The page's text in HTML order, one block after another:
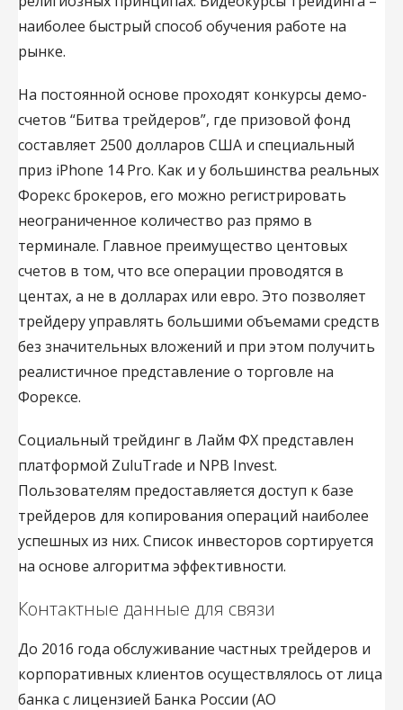
наиболее быстрый способ обучения работе на
рынке.
На постоянной основе проходят конкурсы демо-
счетов “Битва трейдеров”, где призовой фонд
составляет 2500 долларов США и специальный
приз iPhone 14 Pro. Как и у большинства реальных
Форекс брокеров, его можно регистрировать
неограниченное количество раз прямо в
терминале. Главное преимущество центовых
счетов в том, что все операции проводятся в
центах, а не в долларах или евро. Это позволяет
трейдеру управлять большими объемами средств
без значительных вложений и при этом получить
реалистичное представление о торговле на
Форексе.
Социальный трейдинг в Лайм ФХ представлен
платформой ZuluTrade и NPB Invest.
Пользователям предоставляется доступ к базе
трейдеров для копирования операций наиболее
успешных из них. Список инвесторов сортируется
на основе алгоритма эффективности.
Контактные данные для связи
До 2016 года обслуживание частных трейдеров и
корпоративных клиентов осуществлялось от лица
банка с лицензией Банка России (АО